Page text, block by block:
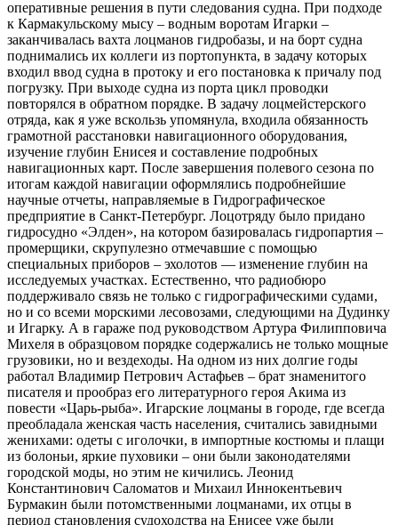
оперативные решения в пути следования судна. При подходе
к Кармакульскому мысу – водным воротам Игарки –
заканчивалась вахта лоцманов гидробазы, и на борт судна
поднимались их коллеги из портопункта, в задачу которых
входил ввод судна в протоку и его постановка к причалу под
погрузку. При выходе судна из порта цикл проводки
повторялся в обратном порядке. В задачу лоцмейстерского
отряда, как я уже вскользь упомянула, входила обязанность
грамотной расстановки навигационного оборудования,
изучение глубин Енисея и составление подробных
навигационных карт. После завершения полевого сезона по
итогам каждой навигации оформлялись подробнейшие
научные отчеты, направляемые в Гидрографическое
предприятие в Санкт-Петербург. Лоцотряду было придано
гидросудно «Элден», на котором базировалась гидропартия –
промерщики, скрупулезно отмечавшие с помощью
специальных приборов – эхолотов — изменение глубин на
исследуемых участках. Естественно, что радиобюро
поддерживало связь не только с гидрографическими судами,
но и со всеми морскими лесовозами, следующими на Дудинку
и Игарку. А в гараже под руководством Артура Филипповича
Михеля в образцовом порядке содержались не только мощные
грузовики, но и вездеходы. На одном из них долгие годы
работал Владимир Петрович Астафьев – брат знаменитого
писателя и прообраз его литературного героя Акима из
повести «Царь-рыба». Игарские лоцманы в городе, где всегда
преобладала женская часть населения, считались завидными
женихами: одеты с иголочки, в импортные костюмы и плащи
из болоньи, яркие пуховики – они были законодателями
городской моды, но этим не кичились. Леонид
Константинович Саломатов и Михаил Иннокентьевич
Бурмакин были потомственными лоцманами, их отцы в
период становления судоходства на Енисее уже были